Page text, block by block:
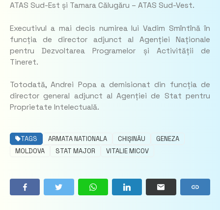
ATAS Sud-Est și Tamara Călugăru – ATAS Sud-Vest.
Executivul a mai decis numirea lui Vadim Smîntînă în
funcția de director adjunct al Agenției Naționale
pentru Dezvoltarea Programelor și Activității de
Tineret.
Totodată, Andrei Popa a demisionat din funcția de
director general adjunct al Agenției de Stat pentru
Proprietate Intelectuală.
TAGS ARMATA NATIONALA CHIȘINĂU
GENEZA
MOLDOVA
STAT MAJOR VITALIE MICOV